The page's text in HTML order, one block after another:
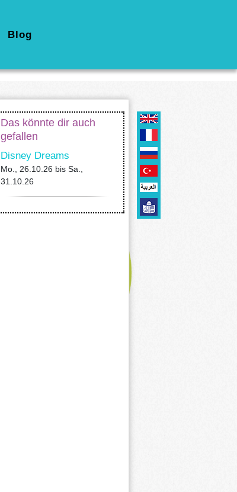
Blog
Das könnte dir auch
gefallen
Disney Dreams
Mo., 26.10.26 bis Sa.,
31.10.26